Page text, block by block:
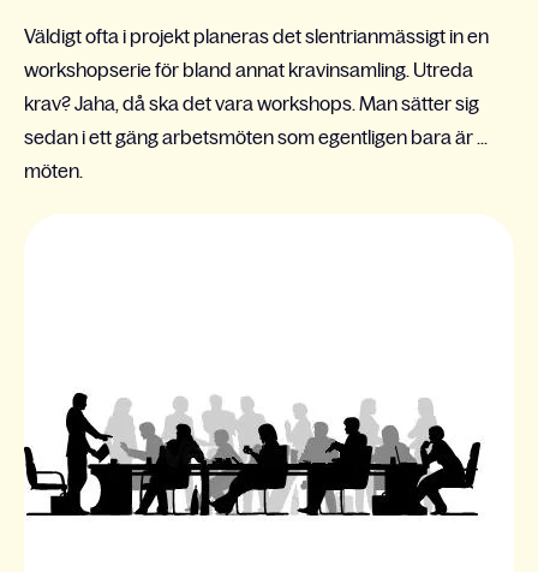
Väldigt ofta i projekt planeras det slentrianmässigt in en
workshopserie för bland annat kravinsamling. Utreda
krav? Jaha, då ska det vara workshops. Man sätter sig
sedan i ett gäng arbetsmöten som egentligen bara är ...
möten.